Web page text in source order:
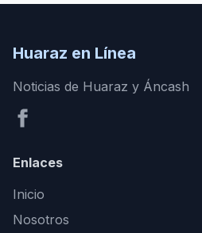
Huaraz en Línea
Noticias de Huaraz y Áncash
Enlaces
Inicio
Nosotros